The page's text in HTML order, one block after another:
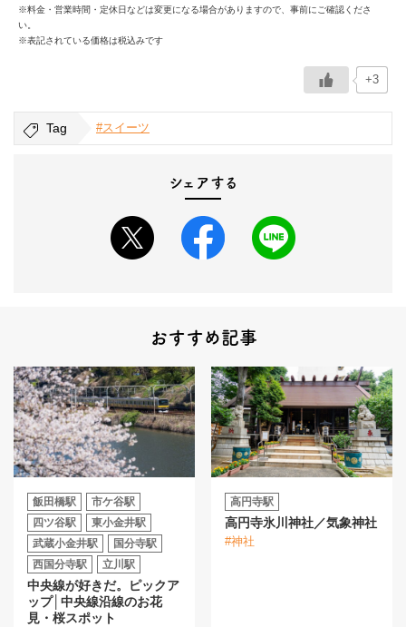
※料金・営業時間・定休日などは変更になる場合がありますので、事前にご確認くださ
い。
※表記されている価格は税込みです
+3
Tag #スイーツ
シェアする
おすすめ記事
飯田橋駅
市ケ谷駅
四ツ谷駅
東小金井駅
武蔵小金井駅
国分寺駅
西国分寺駅
立川駅
中央線が好きだ。ピックア
ップ│中央線沿線のお花
見・桜スポット
高円寺駅
高円寺氷川神社／気象神社
#神社